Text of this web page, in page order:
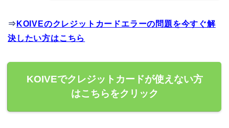
⇒ KOIVEのクレジットカードエラーの問題を今すぐ解
決したい方はこちら
KOIVEでクレジットカードが使えない方
はこちらをクリック